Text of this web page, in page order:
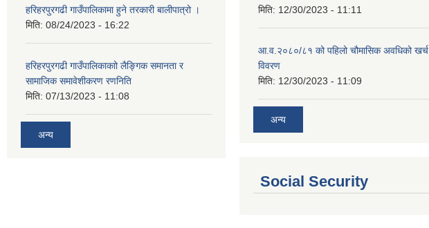
हरिहरपुरगढी गाउँपालिकामा हुने तरकारी बालीपात्रो ।
मिति: 08/24/2023 - 16:22
हरिहरपुरगढी गाउँपालिकाकाो लैङ्गिक समानता र
सामाजिक समावेशीकरण रणनिति
मिति: 07/13/2023 - 11:08
अन्य
मिति: 12/30/2023 - 11:11
आ.व.२०८०/८१ को पहिलो चौमासिक अवधिको खर्च
विवरण
मिति: 12/30/2023 - 11:09
अन्य
Social Security